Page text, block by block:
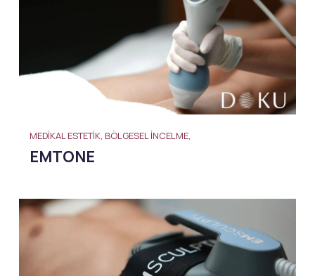
MEDIKAL ESTETIK, BÖLGESEL İNCELME,
EMTONE